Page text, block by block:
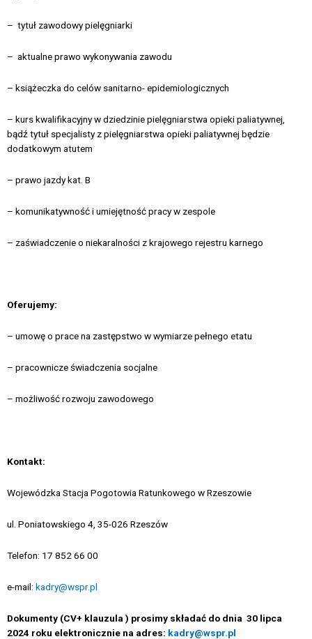
– tytuł zawodowy pielęgniarki
– aktualne prawo wykonywania zawodu
– książeczka do celów sanitarno- epidemiologicznych
– kurs kwalifikacyjny w dziedzinie pielęgniarstwa opieki paliatywnej,
bądź tytuł specjalisty z pielęgniarstwa opieki paliatywnej będzie
dodatkowym atutem
– prawo jazdy kat. B
– komunikatywność i umiejętność pracy w zespole
– zaświadczenie o niekaralności z krajowego rejestru karnego
Oferujemy:
– umowę o prace na zastępstwo w wymiarze pełnego etatu
– pracownicze świadczenia socjalne
– możliwość rozwoju zawodowego
Kontakt:
Wojewódzka Stacja Pogotowia Ratunkowego w Rzeszowie
ul. Poniatowskiego 4, 35-026 Rzeszów
Telefon: 17 852 66 00
e-mail: kadry@wspr.pl
Dokumenty (CV+ klauzula ) prosimy składać do dnia 30 lipca
2024 roku elektronicznie na adres: kadry@wspr.pl